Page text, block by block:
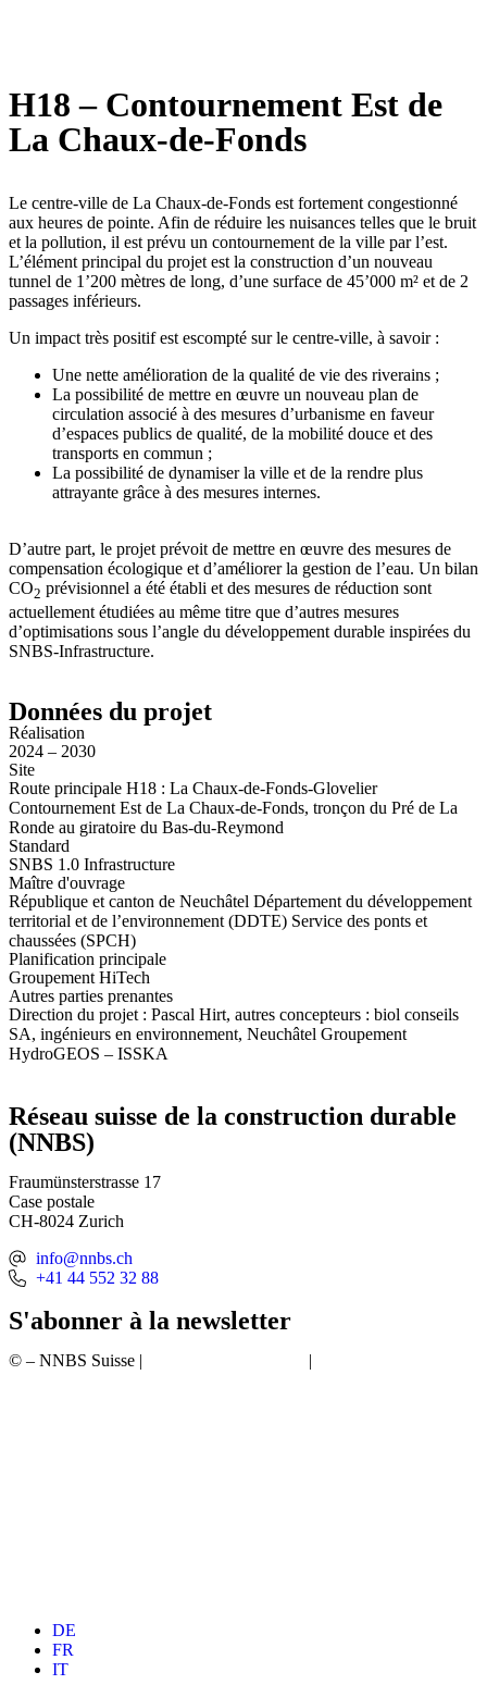
H18 – Contournement Est de
La Chaux-de-Fonds
Le centre-ville de La Chaux-de-Fonds est fortement congestionné
aux heures de pointe. Afin de réduire les nuisances telles que le bruit
et la pollution, il est prévu un contournement de la ville par l’est.
L’élément principal du projet est la construction d’un nouveau
tunnel de 1’200 mètres de long, d’une surface de 45’000 m² et de 2
passages inférieurs.
Un impact très positif est escompté sur le centre-ville, à savoir :
Une nette amélioration de la qualité de vie des riverains ;
La possibilité de mettre en œuvre un nouveau plan de
circulation associé à des mesures d’urbanisme en faveur
d’espaces publics de qualité, de la mobilité douce et des
transports en commun ;
La possibilité de dynamiser la ville et de la rendre plus
attrayante grâce à des mesures internes.
D’autre part, le projet prévoit de mettre en œuvre des mesures de
compensation écologique et d’améliorer la gestion de l’eau. Un bilan
CO2 prévisionnel a été établi et des mesures de réduction sont
actuellement étudiées au même titre que d’autres mesures
d’optimisations sous l’angle du développement durable inspirées du
SNBS-Infrastructure.
Données du projet
Réalisation
2024 – 2030
Site
Route principale H18 : La Chaux-de-Fonds-Glovelier
Contournement Est de La Chaux-de-Fonds, tronçon du Pré de La
Ronde au giratoire du Bas-du-Reymond
Standard
SNBS 1.0 Infrastructure
Maître d'ouvrage
République et canton de Neuchâtel Département du développement
territorial et de l’environnement (DDTE) Service des ponts et
chaussées (SPCH)
Planification principale
Groupement HiTech
Autres parties prenantes
Direction du projet : Pascal Hirt, autres concepteurs : biol conseils
SA, ingénieurs en environnement, Neuchâtel Groupement
HydroGEOS – ISSKA
Réseau suisse de la construction durable
(NNBS)
Fraumünsterstrasse 17
Case postale
CH-8024 Zurich
info@nnbs.ch
+41 44 552 32 88
S'abonner à la newsletter
© – NNBS Suisse | |
DE
FR
IT